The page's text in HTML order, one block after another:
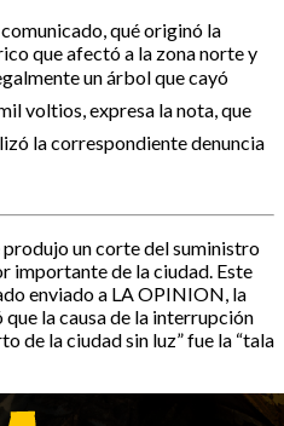
qué originó la
que afectó a la zona norte y
un árbol que cayó
voltios, expresa la nota, que
la correspondiente denuncia
produjo un corte del suministro
importante de la ciudad. Este
enviado a LA OPINION, la
la causa de la interrupción
de la ciudad sin luz” fue la “tala